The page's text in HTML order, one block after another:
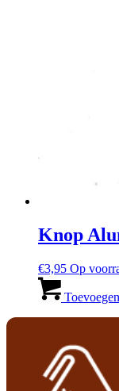
Knop
€3,95 Op